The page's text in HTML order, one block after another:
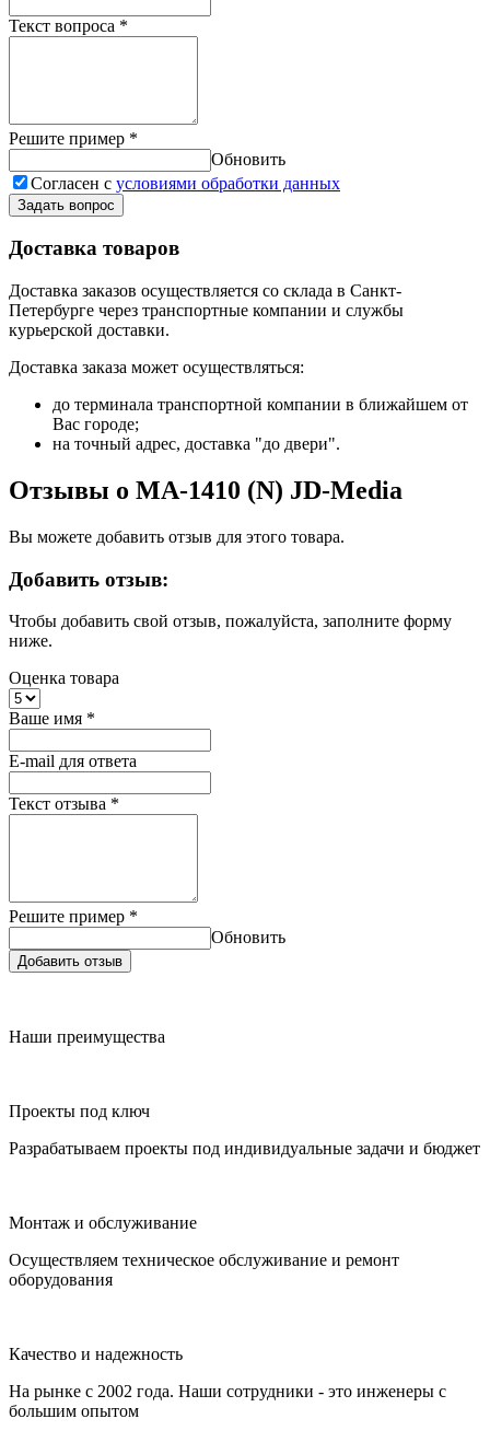
Текст вопроса *
Решите пример *
Обновить
Согласен с условиями обработки данных
Задать вопрос
Доставка товаров
Доставка заказов осуществляется со склада в Санкт-
Петербурге через транспортные компании и службы
курьерской доставки.
Доставка заказа может осуществляться:
до терминала транспортной компании в ближайшем от
Вас городе;
на точный адрес, доставка "до двери".
Отзывы о MA-1410 (N) JD-Media
Вы можете добавить отзыв для этого товара.
Добавить отзыв:
Чтобы добавить свой отзыв, пожалуйста, заполните форму
ниже.
Оценка товара
Ваше имя *
E-mail для ответа
Текст отзыва *
Решите пример *
Обновить
Добавить отзыв
Наши преимущества
Проекты под ключ
Разрабатываем проекты под индивидуальные задачи и бюджет
Монтаж и обслуживание
Осуществляем техническое обслуживание и ремонт
оборудования
Качество и надежность
На рынке с 2002 года. Наши сотрудники - это инженеры с
большим опытом